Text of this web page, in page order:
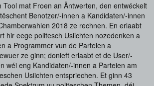
Tool mat Froen an Äntwerten, den entwéckelt
Benotzer/-innen a Kandidaten/-innen
2018 ze rechnen. En erlaabt
hir eege politesch Usiichten nozedenken a
a Programmer vun de Parteien a
ze ginn; donieft erlaabt et de User/-
wéi eng Kandidaten/-innen a Parteien am
Usiichten entspriechen. Et ginn 43